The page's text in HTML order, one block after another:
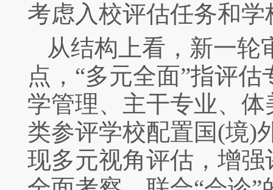
考虑入校评估任务和
从结构上看，新一轮
点，“多元全面”指评
学管理、主干专业、
类参评学校配置国(境)
现多元视角评估，增